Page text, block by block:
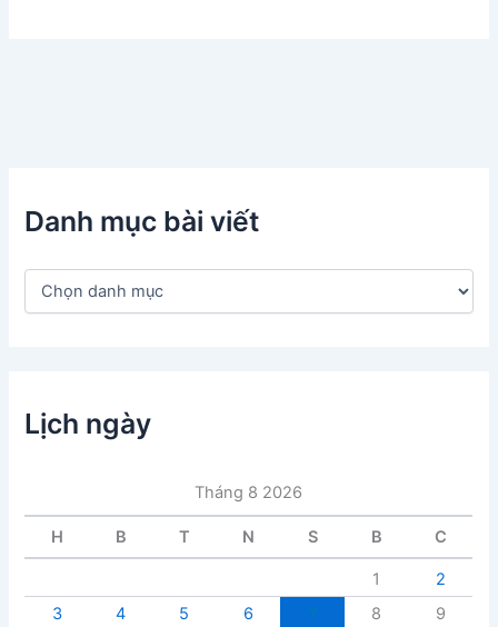
Danh mục bài viết
c
b
Lịch ngày
Tháng 8 2026
H B T N S B C
1
2
3
4 5 6 8
9